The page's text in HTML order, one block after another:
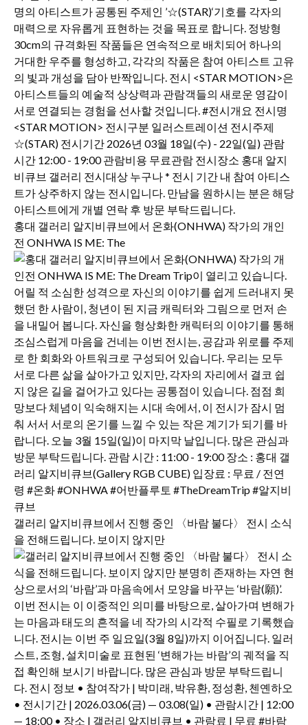
홍대 갤러리 알지비큐브에서 온화(ONHWA) 작가의 개인
전 ONHWA IS ME: The
갤러리 알지비큐브에서 진행 중인 〈바람 불다〉 전시 소식
을 전해드립니다. 보이지 않지만